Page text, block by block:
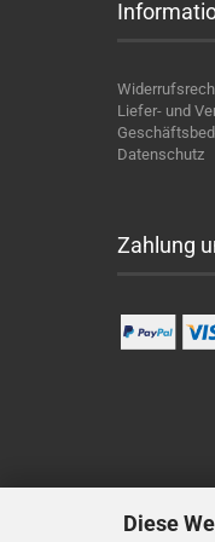
Diese
Liefer- und
Datenschutz
Zahlung